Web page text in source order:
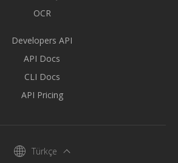
OCR
Developers API
API Docs
CLI Docs
API Pricing
Türkçe